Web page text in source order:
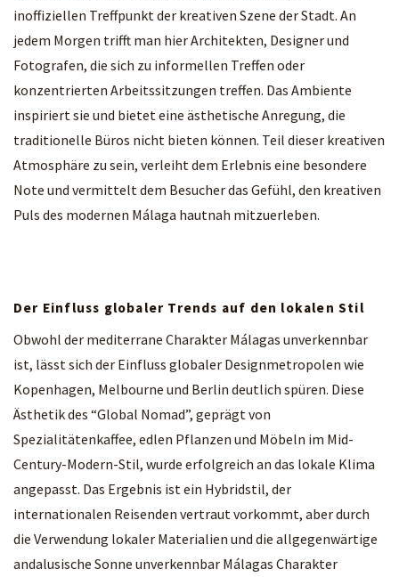
inoffiziellen Treffpunkt der kreativen Szene der Stadt. An
jedem Morgen trifft man hier Architekten, Designer und
Fotografen, die sich zu informellen Treffen oder
konzentrierten Arbeitssitzungen treffen. Das Ambiente
inspiriert sie und bietet eine ästhetische Anregung, die
traditionelle Büros nicht bieten können. Teil dieser kreativen
Atmosphäre zu sein, verleiht dem Erlebnis eine besondere
Note und vermittelt dem Besucher das Gefühl, den kreativen
Puls des modernen Málaga hautnah mitzuerleben.
Der Einfluss globaler Trends auf den lokalen Stil
Obwohl der mediterrane Charakter Málagas unverkennbar
ist, lässt sich der Einfluss globaler Designmetropolen wie
Kopenhagen, Melbourne und Berlin deutlich spüren. Diese
Ästhetik des “Global Nomad”, geprägt von
Spezialitätenkaffee, edlen Pflanzen und Möbeln im Mid-
Century-Modern-Stil, wurde erfolgreich an das lokale Klima
angepasst. Das Ergebnis ist ein Hybridstil, der
internationalen Reisenden vertraut vorkommt, aber durch
die Verwendung lokaler Materialien und die allgegenwärtige
andalusische Sonne unverkennbar Málagas Charakter